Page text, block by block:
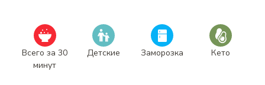
Всего за 30
минут
Детские Заморозка Кето